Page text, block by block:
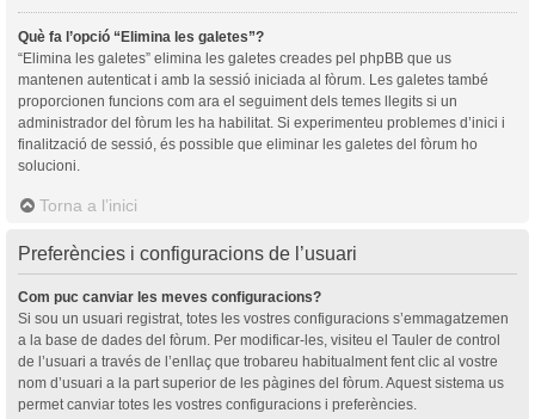
Què fa l’opció “Elimina les galetes”?
“Elimina les galetes” elimina les galetes creades pel phpBB que us
mantenen autenticat i amb la sessió iniciada al fòrum. Les galetes també
proporcionen funcions com ara el seguiment dels temes llegits si un
administrador del fòrum les ha habilitat. Si experimenteu problemes d’inici i
finalització de sessió, és possible que eliminar les galetes del fòrum ho
solucioni.
Torna a l’inici
Preferències i configuracions de l’usuari
Com puc canviar les meves configuracions?
Si sou un usuari registrat, totes les vostres configuracions s’emmagatzemen
a la base de dades del fòrum. Per modificar-les, visiteu el Tauler de control
de l’usuari a través de l’enllaç que trobareu habitualment fent clic al vostre
nom d’usuari a la part superior de les pàgines del fòrum. Aquest sistema us
permet canviar totes les vostres configuracions i preferències.